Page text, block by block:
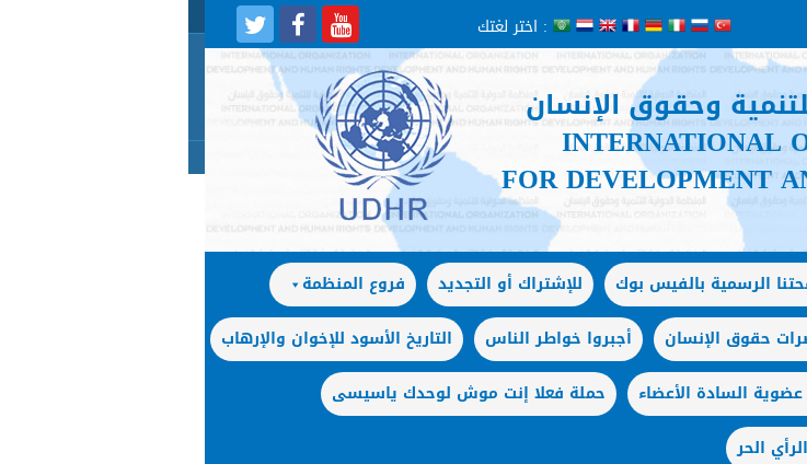
اختر لغتك :
وحقوق الإنسان
INTERNATIONAL
FOR DEVELOPMENT
الرسمية بالفيس بوك للإشتراك أو التجديد
فروع المنظمة
حقوق الإنسان أجبروا خواطر الناس
التاريخ الأسود للإخوان والإرهاب
السادة الأعضاء
حملة فعلا إنت موش لوحدك ياسيسى
الحر